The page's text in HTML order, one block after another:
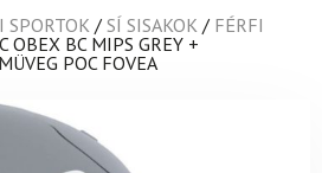
SPORTOK / SÍ SISAKOK / FÉRFI
OBEX BC MIPS GREY +
POC FOVEA